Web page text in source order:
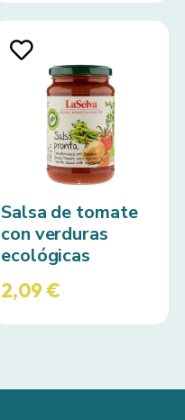
Salsa de tomate
con verduras
ecológicas
2,09€